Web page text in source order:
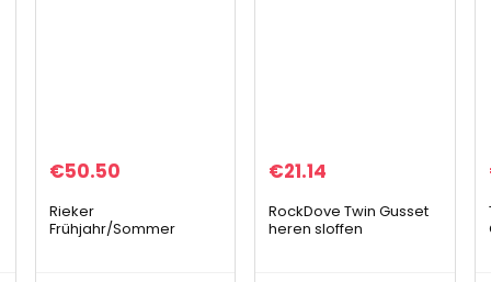
€50.50
Rieker
Frühjahr/Sommer
€21.14
RockDove Twin Gusset
heren sloffen